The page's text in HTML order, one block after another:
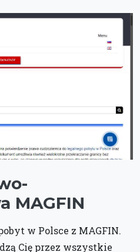
MAGFIN
w Polsce z MAGFIN.
Cię przez wszystkie